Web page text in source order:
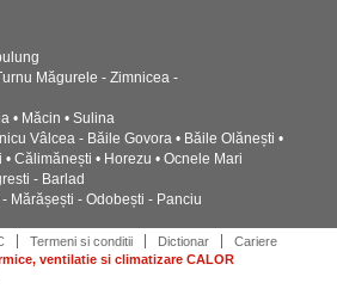
Măgurele - Zimnicea -
• Măcin • Sulina
Vâlcea - Băile Govora • Băile Olănești •
• Călimănești • Horezu • Ocnele Mari
- Barlad
Mărășești - Odobești - Panciu
Termeni si conditii Dictionar
Cariere
ventilatie si climatizare CALOR